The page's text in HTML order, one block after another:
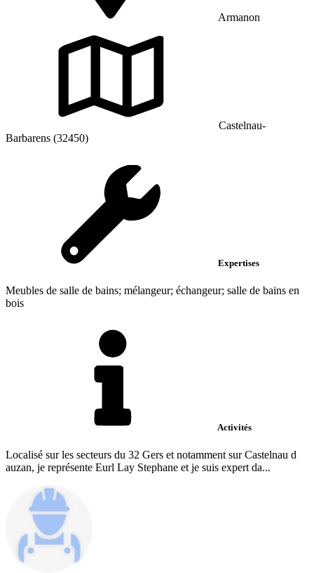
Armanon
Castelnau-
Barbarens (32450)
Expertises
Meubles de salle de bains; mélangeur; échangeur; salle de bains en
bois
Activités
Localisé sur les secteurs du 32 Gers et notamment sur Castelnau d
auzan, je représente Eurl Lay Stephane et je suis expert da...